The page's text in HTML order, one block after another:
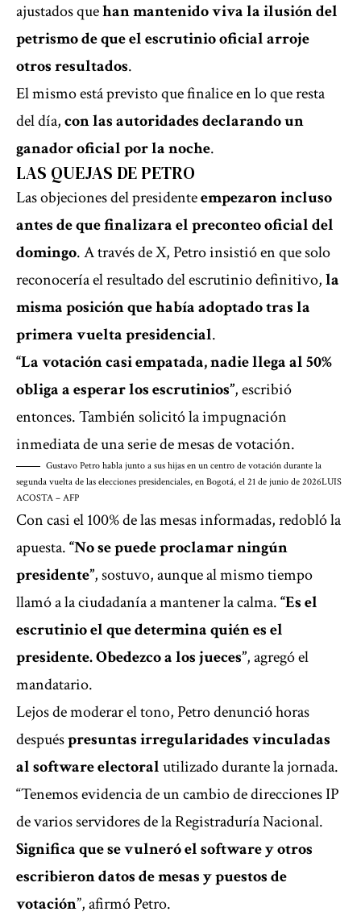
ajustados quehan mantenido viva la ilusión del
petrismo de que el escrutinio oficial arroje
otros resultados.
El mismo está previsto que finalice en lo que resta
del día,con las autoridades declarando un
ganador oficial por la noche.
LAS QUEJAS DE PETRO
Las objeciones del presidenteempezaron incluso
antes de que finalizara el preconteo oficial del
domingo. A través de X, Petro insistió en que solo
reconocería el resultado del escrutinio definitivo,la
misma posición que había adoptado tras la
primera vuelta presidencial.
“La votación casi empatada, nadie llega al 50%
obliga a esperar los escrutinios”, escribió
entonces. También solicitó la impugnación
inmediata de una serie de mesas de votación.
Gustavo Petro habla junto a sus hijas en un centro de votación durante la
segunda vuelta de las elecciones presidenciales, en Bogotá, el 21 de junio de 2026LUIS
ACOSTA – AFP
Con casi el 100% de las mesas informadas, redobló la
apuesta.“No se puede proclamar ningún
presidente”, sostuvo, aunque al mismo tiempo
llamó a la ciudadanía a mantener la calma.“Es el
escrutinio el que determina quién es el
presidente. Obedezco a los jueces”, agregó el
mandatario.
Lejos de moderar el tono, Petro denunció horas
despuéspresuntas irregularidades vinculadas
al software electoralutilizado durante la jornada.
“Tenemos evidencia de un cambio de direcciones IP
de varios servidores de la Registraduría Nacional.
Significa que se vulneró el software y otros
escribieron datos de mesas y puestos de
votación”, afirmó Petro.